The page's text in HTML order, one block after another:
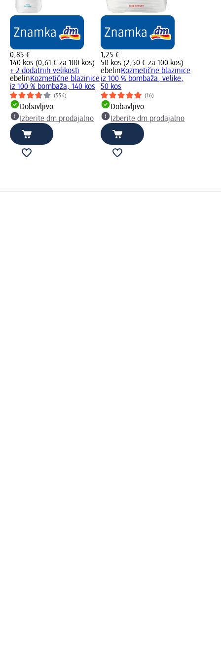
0,85 €
140 kos (0,61 € za 100 kos)
+ 2 dodatnih velikosti
ebelinKozmetične blazinice
iz 100 % bombaža, 140 kos
(554)
Dobavljivo
Izberite dm prodajalno
1,25 €
50 kos (2,50 € za 100 kos)
ebelinKozmetične blazinice
iz 100 % bombaža, velike,
50 kos
(16)
Dobavljivo
Izberite dm prodajalno